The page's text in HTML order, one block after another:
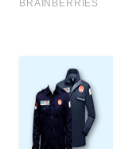
SPORT
WAHANA
SELEB